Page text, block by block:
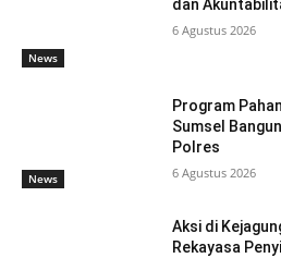
News
dan
6 Agustus 2026
News
Program
Sumsel
Polres
6 Agustus 2026
Aksi di
Rekayasa